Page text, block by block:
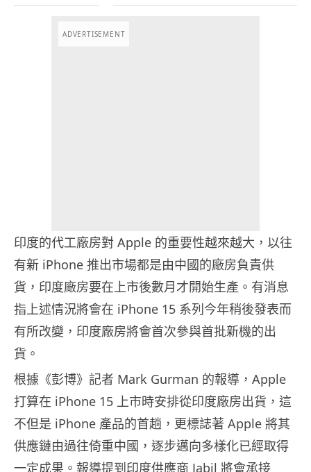
ADVERTISEMENT
印度的代工廠房對 Apple 的重要性越來越大，以往
有新 iPhone 推出市場都是由中國的廠房負責供
貨，印度廠房要在上市後數月才開始生產。有消息
指上述情況將會在 iPhone 15 系列今年稍後發表而
有所改變，印度廠房將會首次參與首批新機的出
貨。
根據《彭博》記者 Mark Gurman 的報導，Apple
打算在 iPhone 15 上市時安排從印度廠房出貨，這
不但是 iPhone 產品的首趟，更標誌著 Apple 將其
供應鏈由過往倚重中國，逐步邁向多樣化已經取得
一定成果。報導提到印度供應商 Jabil 將會承接